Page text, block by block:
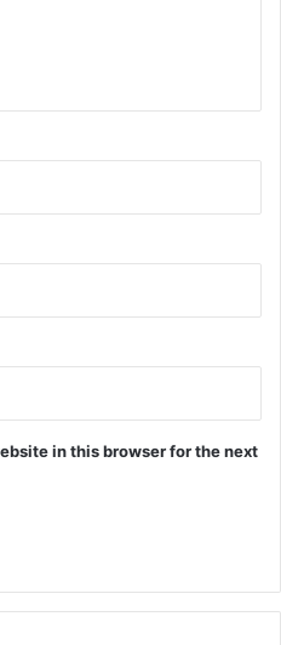
in this browser for the next